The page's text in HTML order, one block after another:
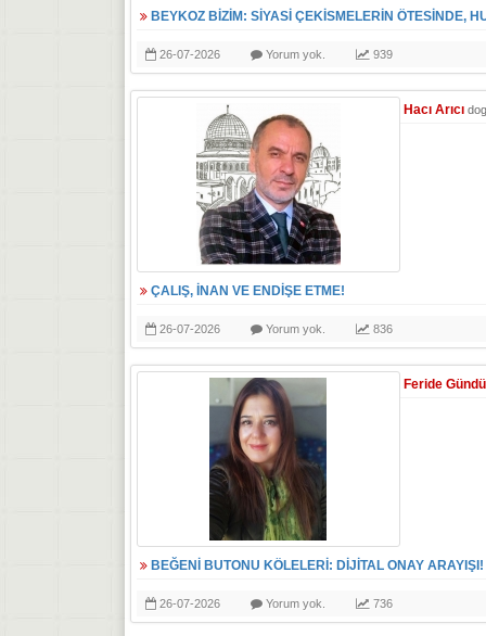
BEYKOZ BİZİM: SİYASİ ÇEKİSMELERİN ÖTESİNDE,
26-07-2026 Yorum yok. 939
Hacı Arıcı
ÇALIŞ, İNAN VE ENDİŞE ETME!
26-07-2026 Yorum yok. 836
Feride
BEĞENİ BUTONU KÖLELERİ: DİJİTAL ONAY ARAYIŞI!
26-07-2026 Yorum yok. 736